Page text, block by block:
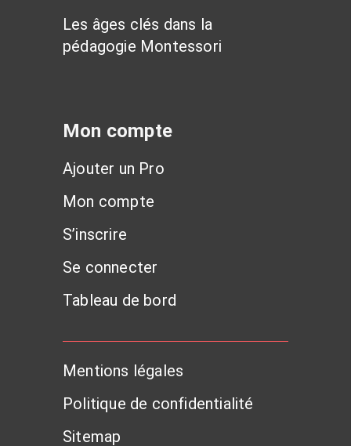
Les âges clés dans la
pédagogie Montessori
Mon compte
Ajouter un Pro
Mon compte
S’inscrire
Se connecter
Tableau de bord
Mentions légales
Politique de confidentialité
Sitemap